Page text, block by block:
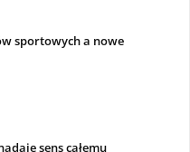
sportowych a nowe
sens całemu